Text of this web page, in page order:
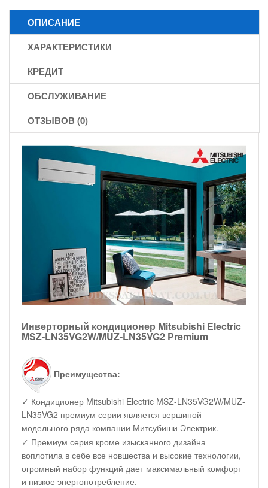
ОПИСАНИЕ
ХАРАКТЕРИСТИКИ
КРЕДИТ
ОБСЛУЖИВАНИЕ
ОТЗЫВОВ (0)
Инверторный кондиционер Mitsubishi Electric
MSZ-LN35VG2W/MUZ-LN35VG2 Premium
Преимущества:
✓ Кондиционер Mitsubishi Electric MSZ-LN35VG2W/MUZ-
LN35VG2 премиум серии является вершиной
модельного ряда компании Митсубиши Электрик.
✓ Премиум серия кроме изысканного дизайна
воплотила в себе все новшества и высокие технологии,
огромный набор функций дает максимальный комфорт
и низкое энергопотребление.